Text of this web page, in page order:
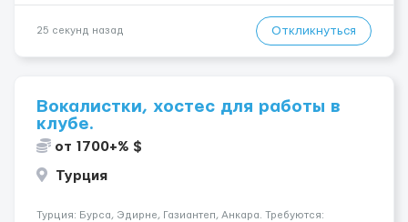
25 секунд назад Откликнуться
Вокалистки, хостес для работы в
клубе.
от 1700+% $
Турция
Турция: Бурса, Эдирне, Газиантеп, Анкара. Требуются: